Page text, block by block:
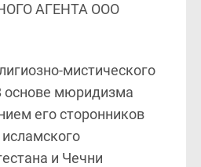
АГЕНТА ООО
мистического
основе мюридизма
его сторонников
и Чечни